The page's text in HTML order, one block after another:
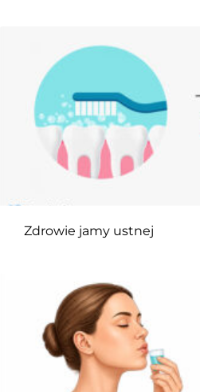
Zdrowie jamy ustnej